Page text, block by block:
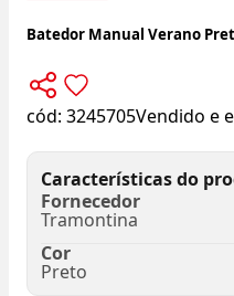
Batedor Manual Verano
cód: 3245705Vendido e
Características do
Fornecedor
Tramontina
Cor
Preto